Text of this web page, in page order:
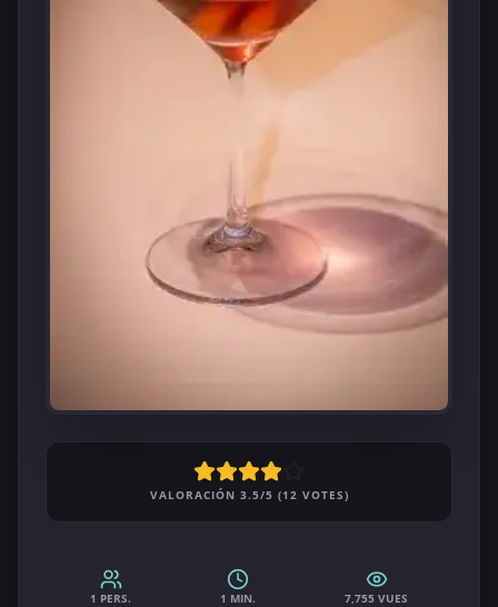
VALORACIÓN 3.5/5 (12 VOTES)
1 PERS. 1 MIN. 7,755 VUES